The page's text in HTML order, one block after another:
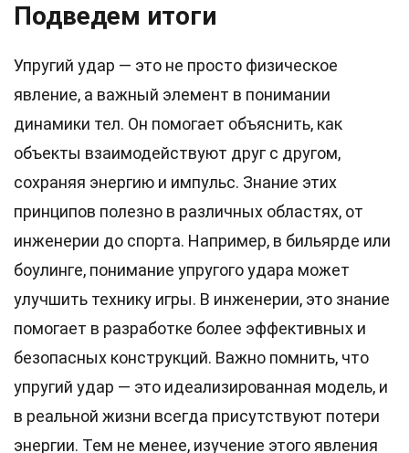
Подведем итоги
Упругий удар — это не просто физическое
явление, а важный элемент в понимании
динамики тел. Он помогает объяснить, как
объекты взаимодействуют друг с другом,
сохраняя энергию и импульс. Знание этих
принципов полезно в различных областях, от
инженерии до спорта. Например, в бильярде или
боулинге, понимание упругого удара может
улучшить технику игры. В инженерии, это знание
помогает в разработке более эффективных и
безопасных конструкций. Важно помнить, что
упругий удар — это идеализированная модель, и
в реальной жизни всегда присутствуют потери
энергии. Тем не менее, изучение этого явления